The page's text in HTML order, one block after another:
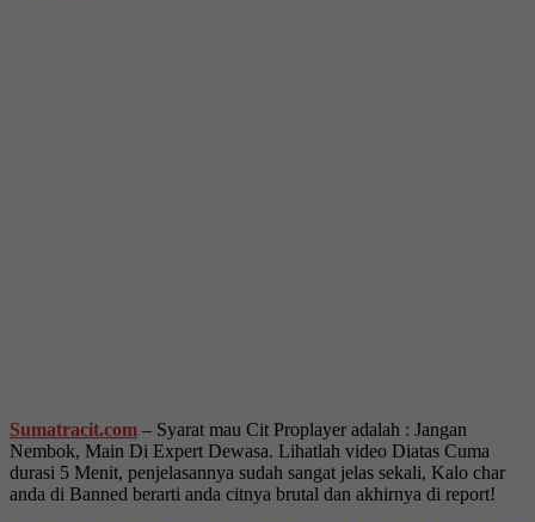
Sumatracit.com – Syarat mau Cit Proplayer adalah : Jangan
Nembok, Main Di Expert Dewasa. Lihatlah video Diatas Cuma
durasi 5 Menit, penjelasannya sudah sangat jelas sekali, Kalo char
anda di Banned berarti anda citnya brutal dan akhirnya di report!